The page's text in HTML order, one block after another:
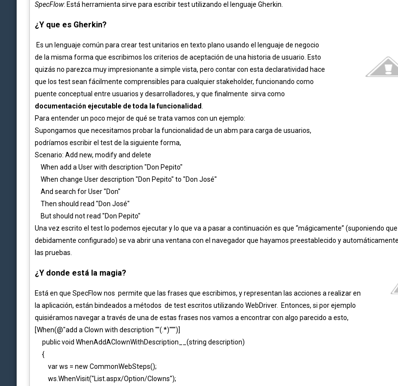
SpecFlow: Está herramienta sirve para escribir test utilizando el lenguaje Gherkin.
¿Y que es Gherkin?
Es un lenguaje común para crear test unitarios en texto plano usando el lenguaje de negocio
de la misma forma que escribimos los criterios de aceptación de una historia de usuario. Esto
quizás no parezca muy impresionante a simple vista, pero contar con esta declaratividad hace
que los test sean fácilmente comprensibles para cualquier stakeholder, funcionando como
puente conceptual entre usuarios y desarrolladores, y que finalmente sirva como
documentación ejecutable de toda la funcionalidad
Para entender un poco mejor de qué se trata vamos con un ejemplo:
Supongamos que necesitamos probar la funcionalidad de un abm para carga de usuarios,
podríamos escribir el test de la siguiente forma,
Scenario: Add new, modify and delete
When add a User with description "Don Pepito"
When change User description "Don Pepito" to "Don José"
And search for User "Don"
Then should read "Don José"
But should not read "Don Pepito"
Una vez escrito el test lo podemos ejecutar y lo que va a pasar a continuación es que “mágicamente” (suponiendo
debidamente configurado) se va abrir una ventana con el navegador que hayamos preestablecido y
las pruebas.
¿Y donde está la magia?
Está en que SpecFlow nos permite que las frases que escribimos, y representan las acciones a realizar en
la aplicación, están bindeados a métodos de test escritos utilizando WebDriver. Entonces, si por ejemplo
quisiéramos navegar a través de una de estas frases nos vamos a encontrar con algo parecido a esto,
[When(@"add a Clown with description ""(.*)""")]
public void WhenAddAClownWithDescription__(string description)
{
var ws = new CommonWebSteps();
ws.WhenVisit("List.aspx/Option/Clowns");